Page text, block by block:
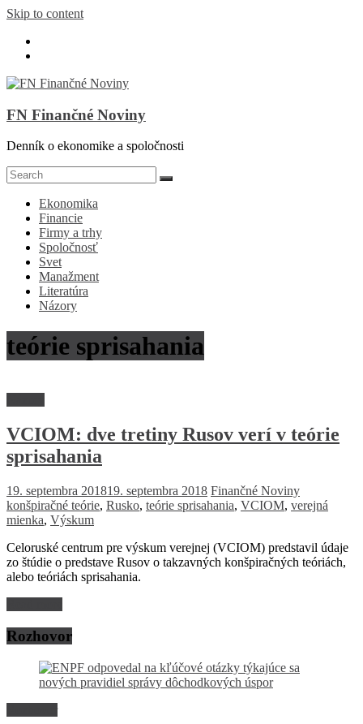
Skip to content
FN Finančné Noviny
Denník o ekonomike a spoločnosti
Ekonomika
Financie
Firmy a trhy
Spoločnosť
Svet
Manažment
Literatúra
Názory
teórie sprisahania
VCIOM: dve tretiny Rusov verí v teórie
sprisahania
19. septembra 201819. septembra 2018 Finančné Noviny
konšpiračné teórie, Rusko, teórie sprisahania, VCIOM, verejná
mienka, Výskum
Celoruské centrum pre výskum verejnej (VCIOM) predstavil údaje
zo štúdie o predstave Rusov o takzavných konšpiračných teóriách,
alebo teóriách sprisahania.
Rozhovor